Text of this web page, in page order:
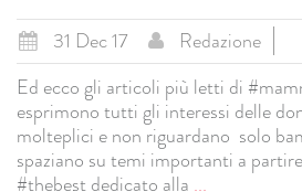
31 Dec 17 Redazione
Ed ecco gli articoli più letti di
esprimono tutti gli interessi delle
molteplici e non riguardano solo
spaziano su temi importanti a
#thebest dedicato alla ...